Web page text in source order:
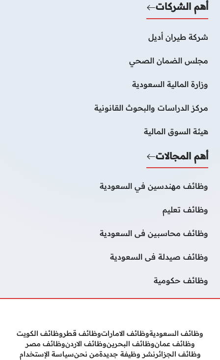
أهم الشركات
شركة طيران أديل
مجلس الضمان الصحي
وزارة المالية السعودية
مركز الدراسات والبحوث القانونية
هيئة السوق المالية
أهم المجالات
وظائف مهندسين في السعودية
وظائف تعليم
وظائف محاسبين فى السعودية
وظائف صيدلة فى السعودية
وظائف حكومية
وظائف السعوديةوظائف الاماراتوظائف قطروظائف الكويت
وظائف عمانوظائف البحرينوظائف الاردنوظائف مصر
وظائف الجزائرنشر وظيفة جديدةمن نحنسياسة الإستخدام